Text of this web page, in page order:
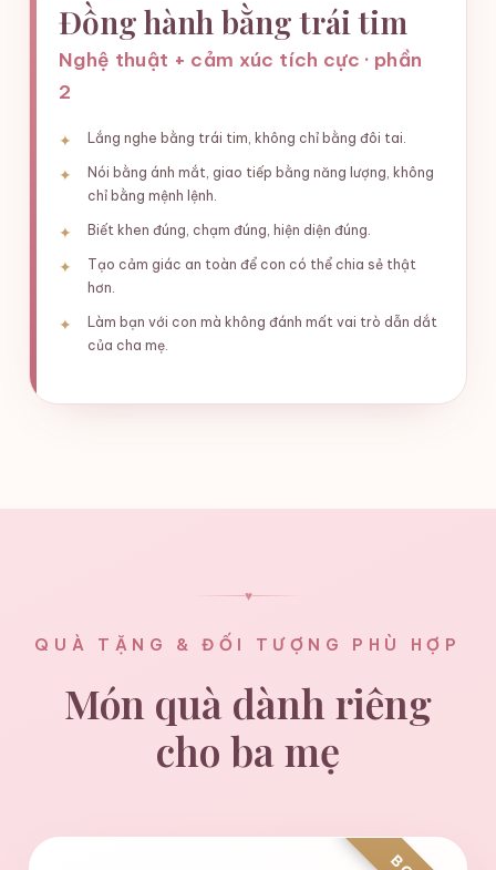
Đồng hành bằng trái tim
Nghệ thuật + cảm xúc tích cực · phần
2
Lắng nghe bằng trái tim, không chỉ bằng đôi tai.
Nói bằng ánh mắt, giao tiếp bằng năng lượng, không
chỉ bằng mệnh lệnh.
Biết khen đúng, chạm đúng, hiện diện đúng.
Tạo cảm giác an toàn để con có thể chia sẻ thật
hơn.
Làm bạn với con mà không đánh mất vai trò dẫn dắt
của cha mẹ.
♥
QUÀ TẶNG & ĐỐI TƯỢNG PHÙ HỢP
Món quà dành riêng
cho ba mẹ